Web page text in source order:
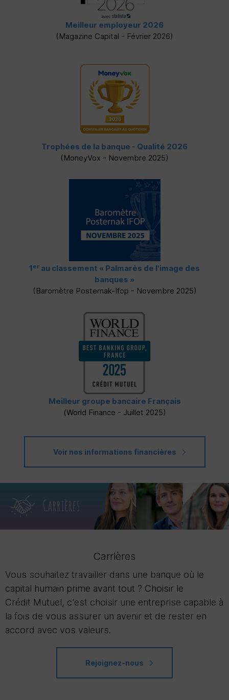
Meilleur employeur 2026
(Magazine Capital - Février 2026)
Trophées de la banque - Qualité 2026
(MoneyVox - Novembre 2025)
1 er au classement « Palmarès de l'image des
banques »
(Baromètre Posternak-Ifop - Novembre 2025)
Meilleur groupe bancaire Français
(World Finance - Juillet 2025)
Voir nos informations financières
Carrières
Vous souhaitez travailler dans une banque où le
capital humain prime avant tout ? Choisir le
Crédit Mutuel, c'est choisir une entreprise capable à
la fois de vous assurer un avenir et de rester en
accord avec vos valeurs.
Rejoignez-nous